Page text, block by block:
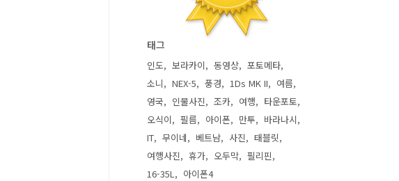
태그
인도 보라카이 동영상
포토메타
소니
NEX-5 풍경 1Ds MK II
여름
영국
인물사진 조카 여행
타운포토
오식이
필름 아이폰 만투
바라나시
IT
무이네 베트남 사진
태블릿
여행사진
휴가 오두막
필리핀
16-35L
아이폰4